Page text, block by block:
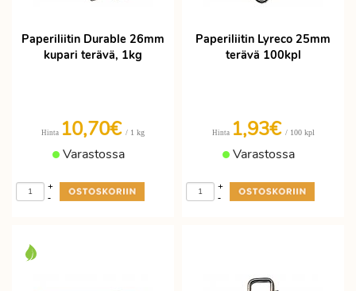
Paperiliitin Durable 26mm
kupari terävä, 1kg
Hinta 10,70€ / 1 kg
Varastossa
-
+
Paperiliitin Lyreco 25mm
terävä 100kpl
Hinta 1,93€ / 100 kpl
Varastossa
-
+